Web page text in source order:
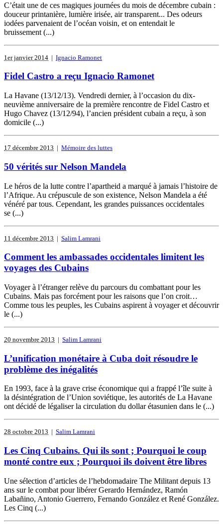
C’était une de ces magiques journées du mois de décembre cubain :
douceur printanière, lumière irisée, air transparent... Des odeurs
iodées parvenaient de l’océan voisin, et on entendait le
bruissement (...)
1er janvier 2014 | Ignacio Ramonet
Fidel Castro a reçu Ignacio Ramonet
La Havane (13/12/13). Vendredi dernier, à l’occasion du dix-
neuvième anniversaire de la première rencontre de Fidel Castro et
Hugo Chavez (13/12/94), l’ancien président cubain a reçu, à son
domicile (...)
17 décembre 2013 | Mémoire des luttes
50 vérités sur Nelson Mandela
Le héros de la lutte contre l’apartheid a marqué à jamais l’histoire de
l’Afrique. Au crépuscule de son existence, Nelson Mandela a été
vénéré par tous. Cependant, les grandes puissances occidentales
se (...)
11 décembre 2013 | Salim Lamrani
Comment les ambassades occidentales limitent les
voyages des Cubains
Voyager à l’étranger relève du parcours du combattant pour les
Cubains. Mais pas forcément pour les raisons que l’on croit…
Comme tous les peuples, les Cubains aspirent à voyager et découvrir
le (...)
20 novembre 2013 | Salim Lamrani
L’unification monétaire à Cuba doit résoudre le
problème des inégalités
En 1993, face à la grave crise économique qui a frappé l’île suite à
la désintégration de l’Union soviétique, les autorités de La Havane
ont décidé de légaliser la circulation du dollar étasunien dans le (...)
28 octobre 2013 | Salim Lamrani
Les Cinq Cubains. Qui ils sont ; Pourquoi le coup
monté contre eux ; Pourquoi ils doivent être libres
Une sélection d’articles de l’hebdomadaire The Militant depuis 13
ans sur le combat pour libérer Gerardo Hernández, Ramón
Labañino, Antonio Guerrero, Fernando González et René González.
Les Cinq (...)